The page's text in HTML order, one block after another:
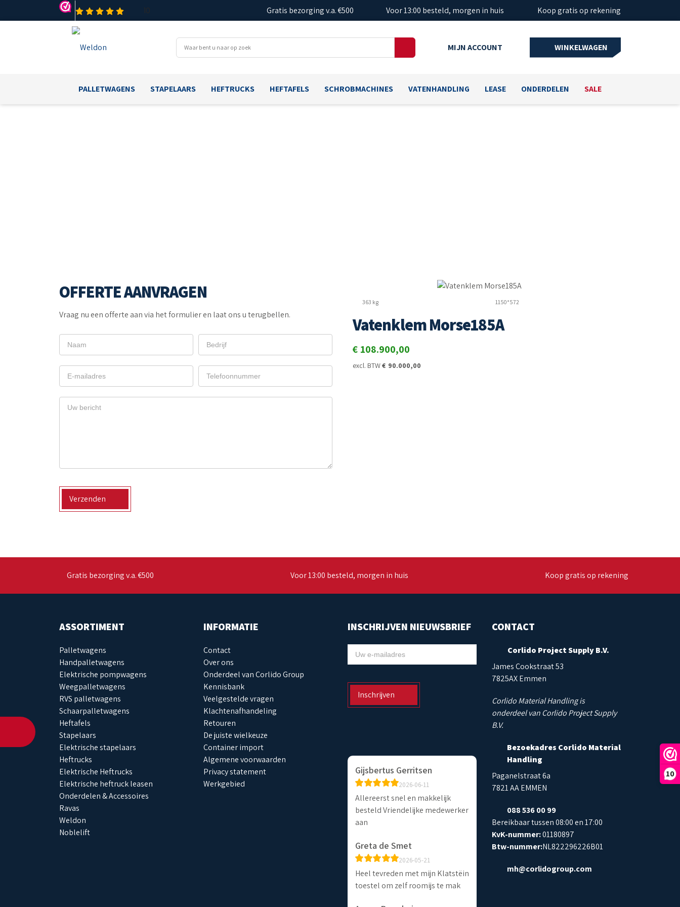
10
Gratis bezorging v.a. €500 Voor 13:00 besteld, morgen in huis Koop gratis op rekening
MIJN ACCOUNT WINKELWAGEN
PALLETWAGENS STAPELAARS HEFTRUCKS HEFTAFELS SCHROBMACHINES VATENHANDLING LEASE ONDERDELEN SALE
OFFERTE AANVRAGEN
Vraag nu een offerte aan via het formulier en laat ons u terugbellen.
OFFERTE
AANVRAGEN
Verzenden
363 kg 1150*572
Vatenklem Morse185A
€ 108.900,00
excl. BTW€ 90.000,00
Gratis bezorging v.a. €500 Voor 13:00 besteld, morgen in huis Koop gratis op rekening
ASSORTIMENT
Palletwagens
Handpalletwagens
Elektrische pompwagens
Weegpalletwagens
RVS palletwagens
Schaarpalletwagens
Heftafels
Stapelaars
Elektrische stapelaars
Heftrucks
Elektrische Heftrucks
Elektrische heftruck leasen
Onderdelen & Accessoires
Ravas
Weldon
Noblelift
INFORMATIE
Contact
Over ons
Onderdeel van Corlido Group
Kennisbank
Veelgestelde vragen
Klachtenafhandeling
Retouren
De juiste wielkeuze
Container import
Algemene voorwaarden
Privacy statement
Werkgebied
INSCHRIJVEN NIEUWSBRIEF
NIEUWSBRIEF
Inschrijven
Gijsbertus Gerritsen
2026-06-11
Allereerst snel en makkelijk
besteld Vriendelijke medewerker
aan
Greta de Smet
2026-05-21
Heel tevreden met mijn Klatstëin
toestel om zelf roomijs te mak
CONTACT
Corlido Project Supply B.V.
James Cookstraat 53
7825AX Emmen
Corlido Material Handling is
onderdeel van Corlido Project Supply
B.V.
Bezoekadres Corlido Material
Handling
Paganelstraat 6a
7821 AA EMMEN
088 536 00 99
Bereikbaar tussen 08:00 en 17:00
KvK-nummer:01180897
Btw-nummer:NL822296226B01
mh@corlidogroup.com